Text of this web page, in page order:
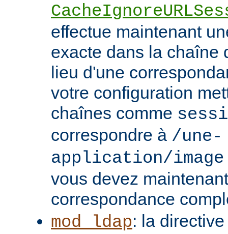
effectue maintenant
exacte dans la chaîne
lieu d'une
votre configuration
chaînes comme
correspondre à /une-
application/
vous devez
correspondance
mod_ldap: la directive